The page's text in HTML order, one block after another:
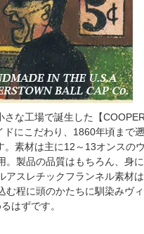
な工場で誕生した【
にこだわり、1860年頃まで
素材は主に12～13オンスの
製品の品質はもちろん、身
スレチックフランネル素材は
程に頭のかたちに馴染みヴ
はずです。